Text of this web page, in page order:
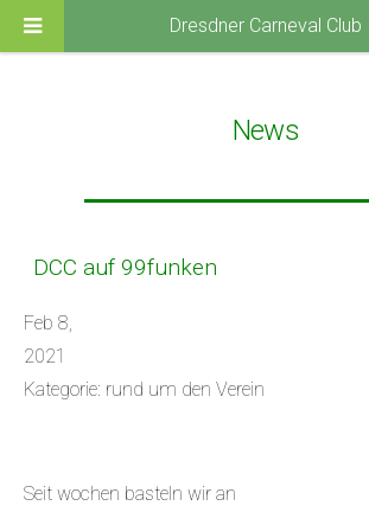
News
DCC auf 99funken
Feb 8,
2021
Kategorie: rund um den Verein
Seit wochen basteln wir an
Dresdner Carneval Club